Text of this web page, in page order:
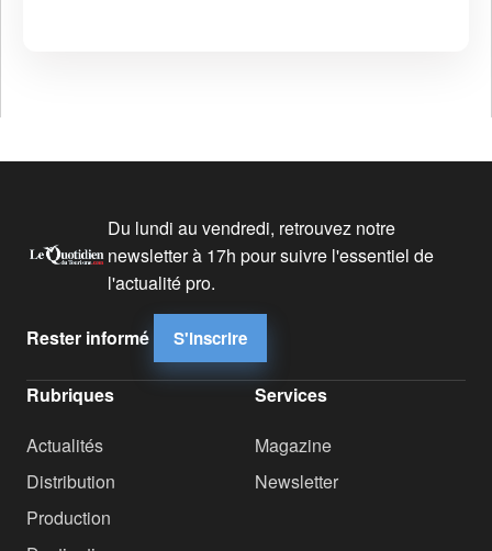
Du lundi au vendredi, retrouvez notre
newsletter à 17h pour suivre l'essentiel de
l'actualité pro.
Rester informé S'inscrire
Rubriques
Actualités
Distribution
Production
Services
Magazine
Newsletter